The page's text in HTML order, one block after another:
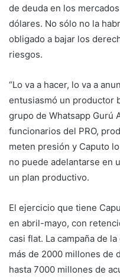
de deuda en los
dólares. No sólo no la
obligado a bajar los
riesgos.
“Lo va a hacer, lo va a
entusiasmó un productor
grupo de Whatsapp Gurú
funcionarios del PRO,
meten presión y Caputo
no puede adelantarse en
un plan productivo.
El ejercicio que tiene
en abril-mayo, con
casi flat. La campaña de
más de 2000 millones de
hasta 7000 millones de